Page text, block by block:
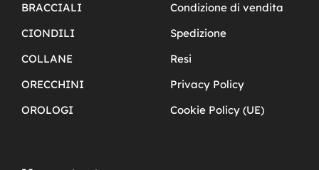
BRACCIALI
CIONDILI
COLLANE
ORECCHINI
OROLOGI
Condizione di vendita
Spedizione
Resi
Privacy Policy
Cookie Policy (UE)